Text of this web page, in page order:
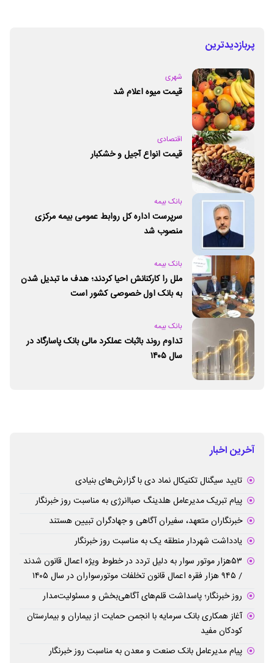
پربازدیدترین
شهری
قیمت میوه اعلام شد
اقتصادی
قیمت انواع آجیل و خشکبار
بانک بیمه
سرپرست اداره کل روابط عمومی بیمه مرکزی
منصوب شد
بانک بیمه
ملل را کارکنانش احیا کردند؛ هدف ما تبدیل شدن
به بانک اول خصوصی کشور است
بانک بیمه
تداوم روند باثبات عملکرد مالی بانک پاسارگاد در
سال ۱۴۰۵
آخرین اخبار
تایید سیگنال تکنیکال نماد دی با گزارش‌های بنیادی
پیام تبریک مدیرعامل هلدینگ صباانرژی به مناسبت روز خبرنگار
خبرنگاران متعهد، سفیران آگاهی و جهادگران تبیین هستند
یادداشت شهردار منطقه یک به مناسبت روز خبرنگار
۵۳هزار موتور سوار به دلیل تردد در خطوط ویژه اعمال قانون شدند
/ ۹۴۵ هزار فقره اعمال قانون تخلفات موتورسواران در سال ۱۴۰۵
روز خبرنگار؛ پاسداشت قلم‌های آگاهی‌بخش و مسئولیت‌مدار
آغاز همکاری بانک سرمایه با انجمن حمایت از بیماران و بیمارستان
کودکان مفید
پیام مدیرعامل بانک صنعت و معدن به مناسبت روز خبرنگار